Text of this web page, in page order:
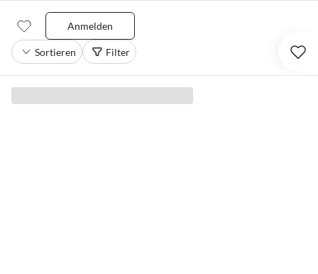
Anmelden
Sortieren Filter